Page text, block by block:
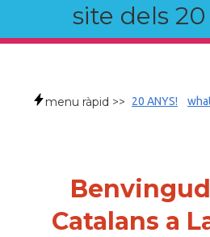
site dels 20
menu ràpid >> 20 ANYS!
Catalans a